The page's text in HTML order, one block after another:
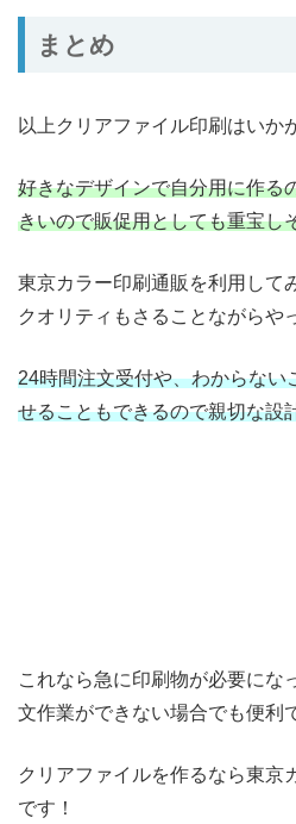
まとめ
以上クリアファイル印刷はいか
好きなデザインで自分用に作る
きいので販促用としても重宝し
東京カラー印刷通販を利用して
クオリティもさることながらや
24時間注文受付や、わからない
せることもできるので親切な設
これなら急に印刷物が必要にな
文作業ができない場合でも便利
クリアファイルを作るなら東京
です！